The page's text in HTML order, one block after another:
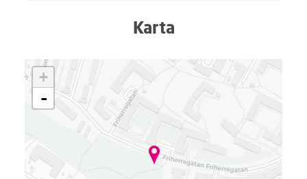
Karta
a
r
.
+
-